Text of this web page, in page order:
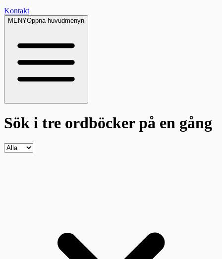
Kontakt
MENYÖppna huvudmenyn
Sök i tre ordböckerpå en gång